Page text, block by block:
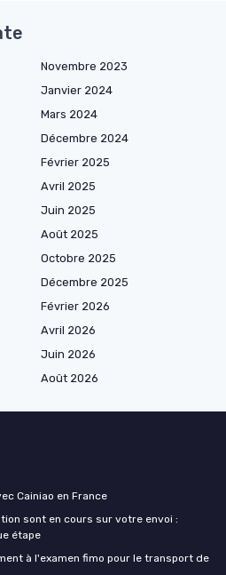
Novembre 2023
Janvier 2024
Mars 2024
Décembre 2024
Février 2025
Avril 2025
Juin 2025
Août 2025
Octobre 2025
Décembre 2025
Février 2026
Avril 2026
Juin 2026
Août 2026
Cainiao en France
sont en cours sur votre envoi :
étape
à l'examen fimo pour le transport de